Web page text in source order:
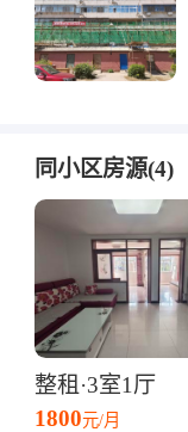
同小区房源(4)
整租·3室1厅
1800元/月